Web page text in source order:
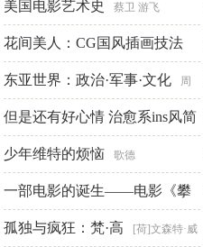
茨自传 [德]卡尔·本茨
美国电影艺术史 蔡卫 游飞
花间美人：CG国风插画技法
Photoshop教程 猫君大白
东亚世界：政治·军事·文化 周
佳荣
但是还有好心情 治愈系ins风简
笔插画集 飞乐鸟
少年维特的烦恼 歌德
一部电影的诞生——电影《攀
登者》幕后的“攀登” 陈小兵
孤独与疯狂：梵·高 [荷]文森特·威